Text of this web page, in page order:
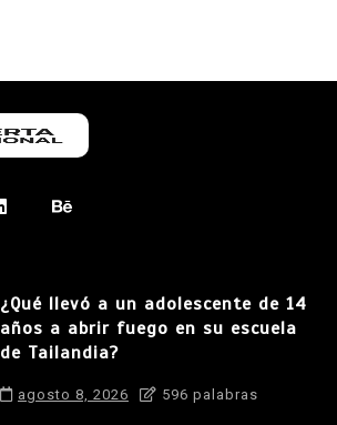
¿Qué llevó a un adolescente de 14
años a abrir fuego en su escuela
de Tailandia?
agosto 8, 2026 596 palabras